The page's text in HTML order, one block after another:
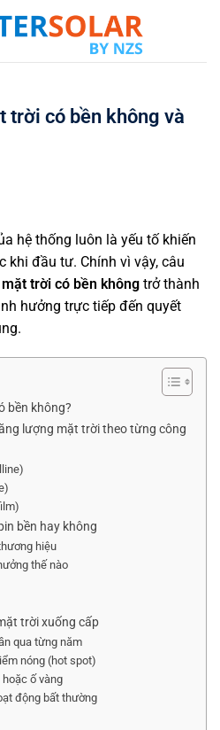
trời có bền không và
hệ thống luôn là yếu tố khiến
khi đầu tư. Chính vì vậy, câu
trời có bền không trở thành
hưởng trực tiếp đến quyết
bền không?
lượng mặt trời theo từng công
bền hay không
hiệu
thế nào
trời xuống cấp
qua từng năm
nóng (hot spot)
ố vàng
động bất thường